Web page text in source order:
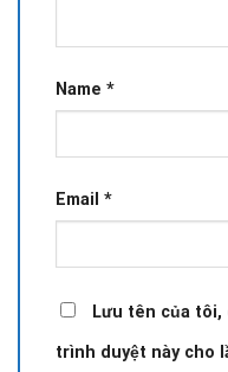
Name *
Email *
Lưu tên của
trình duyệt này cho